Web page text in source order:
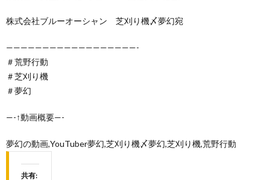
株式会社ブルーオーシャン 芝刈り機〆夢幻宛
——————————————————-
＃荒野行動
＃芝刈り機
＃夢幻
—-↑動画概要—-
夢幻の動画,YouTuber夢幻,芝刈り機〆夢幻,芝刈り機,荒野行動
共有: